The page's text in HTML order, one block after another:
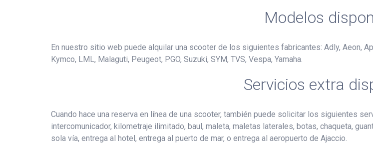
Modelos
En nuestro sitio web puede alquilar una scooter de los siguientes fabricantes: Adly, Aeon,
Kymco, LML, Malaguti, Peugeot, PGO, Suzuki, SYM, TVS, Vespa, Yamaha.
Servicios extra
Cuando hace una reserva en línea de una scooter, también puede solicitar los siguientes
intercomunicador, kilometraje ilimitado, baul, maleta, maletas laterales, botas, chaqueta,
sola vía, entrega al hotel, entrega al puerto de mar, o entrega al aeropuerto de Ajaccio.